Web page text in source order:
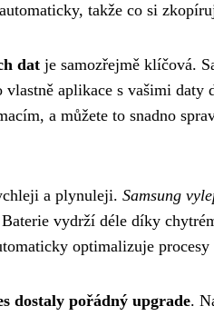
takže co si
dat je samozřejmě klíčová.
vlastně aplikace s vašimi
a můžete to snadno
a plynuleji. Samsung
vydrží déle díky
optimalizuje
dostaly pořádný upgrade.